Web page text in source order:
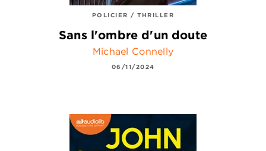
POLICIER / THRILLER
Sans l'ombre d'un doute
Michael Connelly
06/11/2024